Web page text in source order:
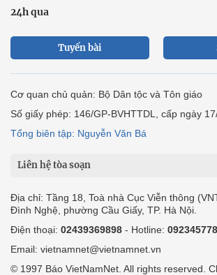
24h qua
Tuyến bài
Cơ quan chủ quản: Bộ Dân tộc và Tôn giáo
Số giấy phép: 146/GP-BVHTTDL, cấp ngày
Tổng biên tập: Nguyễn Văn Bá
Liên hệ tòa soạn
Địa chỉ: Tầng 18, Toà nhà Cục Viễn thông
Đình Nghệ, phường Cầu Giấy, TP. Hà Nội.
Điện thoại: 02439369898 - Hotline:
Email: vietnamnet@vietnamnet.vn
© 1997 Báo VietNamNet. All rights reserved.